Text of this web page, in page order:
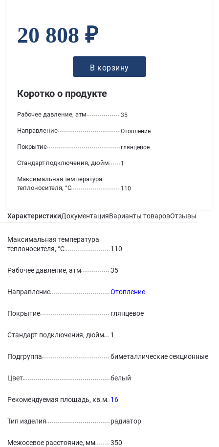
Коротко о продукте
Максимальная температура
теплоносителя, °С
110
Рабочее давление, атм 35
Направление Отопление
Покрытие глянцевое
Стандарт подключения, дюйм 1
20 808 ₽
В корзину
ХарактеристикиДокументацияВарианты товаровОтзывы
Максимальная температура
теплоносителя, °С
110
Рабочее давление, атм 35
Направление Отопление
Покрытие глянцевое
Стандарт подключения, дюйм 1
Подгруппа биметаллические секционные
Цвет белый
Рекомендуемая площадь, кв.м. 16
Тип изделия радиатор
Межосевое расстояние, мм 350